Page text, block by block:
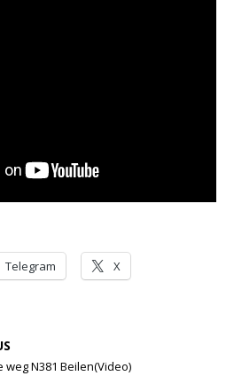
Telegram X
weg N381 Beilen(Video)